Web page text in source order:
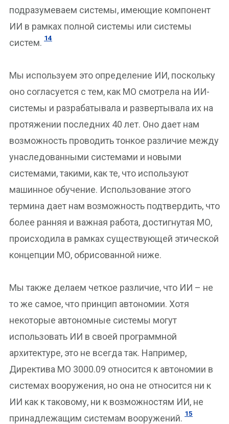
подразумеваем системы, имеющие компонент
ИИ в рамках полной системы или системы
систем. 14
Мы используем это определение ИИ, поскольку
оно согласуется с тем, как МО смотрела на ИИ-
системы и разрабатывала и развертывала их на
протяжении последних 40 лет. Оно дает нам
возможность проводить тонкое различие между
унаследованными системами и новыми
системами, такими, как те, что используют
машинное обучение. Использование этого
термина дает нам возможность подтвердить, что
более ранняя и важная работа, достигнутая МО,
происходила в рамках существующей этической
концепции МО, обрисованной ниже.
Мы также делаем четкое различие, что ИИ – не
то же самое, что принцип автономии. Хотя
некоторые автономные системы могут
использовать ИИ в своей программной
архитектуре, это не всегда так. Например,
Директива МО 3000.09 относится к автономии в
системах вооружения, но она не относится ни к
ИИ как к таковому, ни к возможностям ИИ, не
принадлежащим системам вооружений. 15